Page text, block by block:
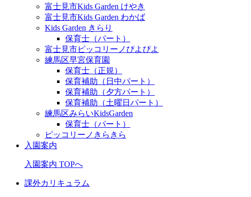
富士見市Kids Garden けやき
富士見市Kids Garden わかば
Kids Garden きらり
保育士（パート）
富士見市ピッコリーノぴよぴよ
練馬区早宮保育園
保育士（正規）
保育補助（日中パート）
保育補助（夕方パート）
保育補助（土曜日パート）
練馬区みらいKidsGarden
保育士（パート）
ピッコリーノきらきら
入園案内
入園案内 TOPへ
課外カリキュラム